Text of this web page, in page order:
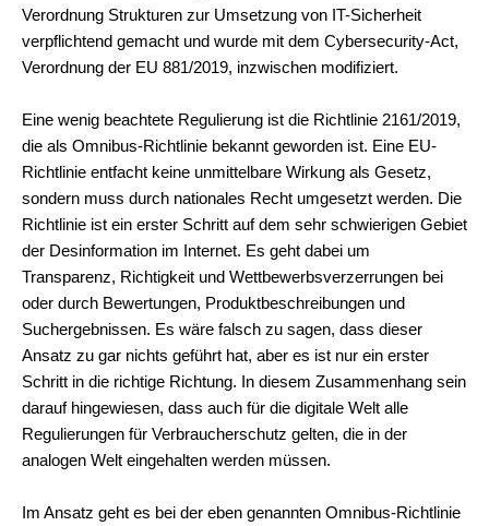
Verordnung Strukturen zur Umsetzung von IT-Sicherheit
verpflichtend gemacht und wurde mit dem Cybersecurity-Act,
Verordnung der EU 881/2019, inzwischen modifiziert.
Eine wenig beachtete Regulierung ist die Richtlinie 2161/2019,
die als Omnibus-Richtlinie bekannt geworden ist. Eine EU-
Richtlinie entfacht keine unmittelbare Wirkung als Gesetz,
sondern muss durch nationales Recht umgesetzt werden. Die
Richtlinie ist ein erster Schritt auf dem sehr schwierigen Gebiet
der Desinformation im Internet. Es geht dabei um
Transparenz, Richtigkeit und Wettbewerbsverzerrungen bei
oder durch Bewertungen, Produktbeschreibungen und
Suchergebnissen. Es wäre falsch zu sagen, dass dieser
Ansatz zu gar nichts geführt hat, aber es ist nur ein erster
Schritt in die richtige Richtung. In diesem Zusammenhang sein
darauf hingewiesen, dass auch für die digitale Welt alle
Regulierungen für Verbraucherschutz gelten, die in der
analogen Welt eingehalten werden müssen.
Im Ansatz geht es bei der eben genannten Omnibus-Richtlinie